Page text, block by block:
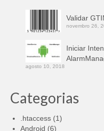
Validar
novembro 26,
Iniciar
agosto 10, 2018
Categorias
.htaccess (1)
Android (6)